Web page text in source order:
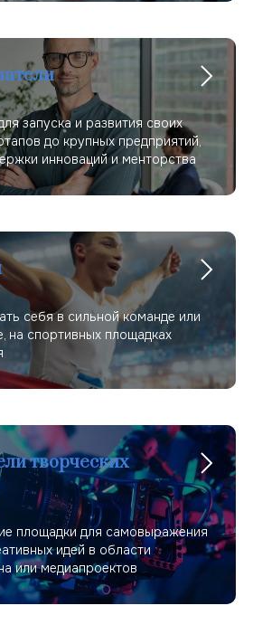
запуска и развития своих
до крупных предприятий,
инноваций и менторства
себя в сильной команде или
на спортивных площадках
творческих
площадки для самовыражения
идей в области
или медиапроектов